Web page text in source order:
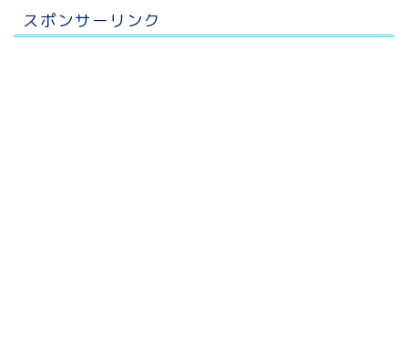
スポンサーリンク